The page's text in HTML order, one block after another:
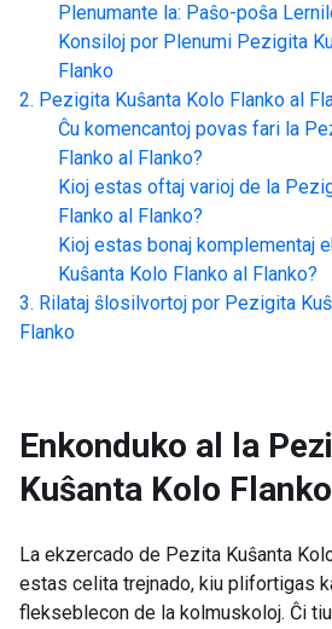
Plenumante la: Paŝo-poŝa
Konsiloj por Plenumi Pezigita
Flanko
Pezigita Kuŝanta Kolo Flanko al
Ĉu komencantoj povas fari la
Flanko al Flanko?
Kioj estas oftaj varioj de la
Flanko al Flanko?
Kioj estas bonaj komplementaj
Kuŝanta Kolo Flanko al Flanko?
Rilataj ŝlosilvortoj por Pezigita
Flanko
Enkonduko al la
Kuŝanta Kolo
La ekzercado de Pezita Kuŝanta
estas celita trejnado, kiu plifortigas
flekseblecon de la kolmuskoloj. Ĉi